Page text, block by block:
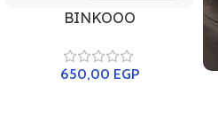
BINKOOO
650,00 EGP